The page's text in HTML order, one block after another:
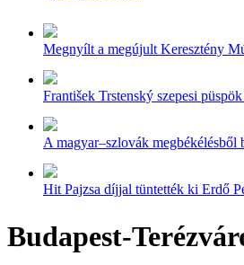
Megnyílt a megújult Keresztény
František Trstenský szepesi
A magyar–szlovák megbékélésből
Hit Pajzsa díjjal tüntették ki Erdő
Budapest-